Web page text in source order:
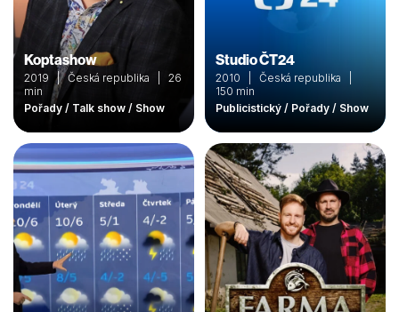
Koptashow
2019 | Česká republika | 26
min
Pořady / Talk show / Show
Studio ČT24
2010 | Česká republika |
150 min
Publicistický / Pořady / Show